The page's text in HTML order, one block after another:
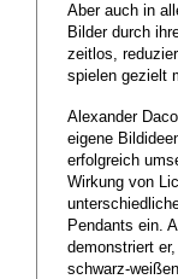
Aber auch in
Bilder durch
zeitlos,
spielen gezielt
Alexander
eigene
erfolgreich
Wirkung von
Pendants ein.
demonstriert
schwarz-